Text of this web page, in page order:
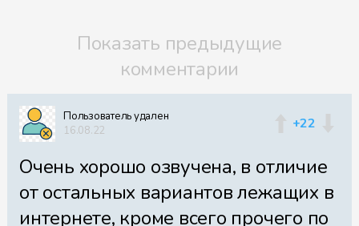
Файл 41
Файл 42
Показать предыдущие
комментарии
Пользователь удален
16.08.22
+22
Очень хорошо озвучена, в отличие
от остальных вариантов лежащих в
интернете, кроме всего прочего по